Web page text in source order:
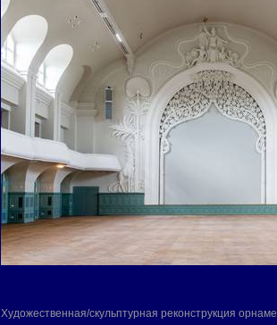
Художественная/скульптурная реконструкция